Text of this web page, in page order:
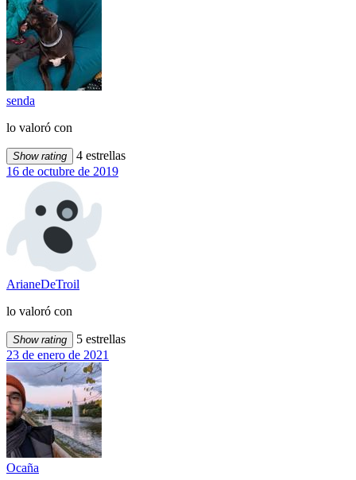
senda
lo valoró con
Show rating
4 estrellas
16 de octubre de 2019
ArianeDeTroil
lo valoró con
Show rating
5 estrellas
23 de enero de 2021
Ocaña